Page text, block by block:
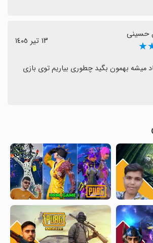
حسینی
١٣ تیر ١٤٠٥
میشه بهمون بگید چطوری بیاریم توی بازی